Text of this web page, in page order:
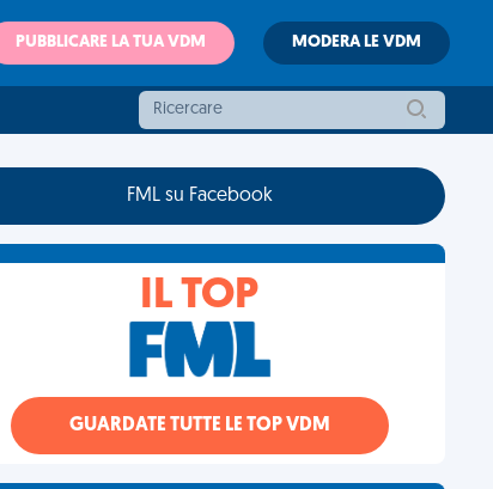
PUBBLICARE LA TUA VDM MODERA LE VDM
FML su Facebook
IL TOP
GUARDATE TUTTE LE TOP VDM